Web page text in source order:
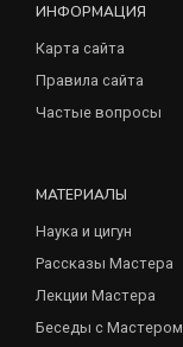
ИНФОРМАЦИЯ
Карта сайта
Правила сайта
Частые вопросы
МАТЕРИАЛЫ
Наука и цигун
Рассказы Мастера
Лекции Мастера
Беседы с Мастером